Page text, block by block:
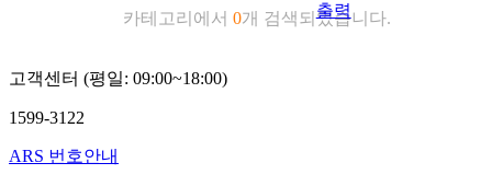
출력
카테고리에서 0개 검색되었습니다.
고객센터 (평일: 09:00~18:00)
1599-3122
ARS 번호안내